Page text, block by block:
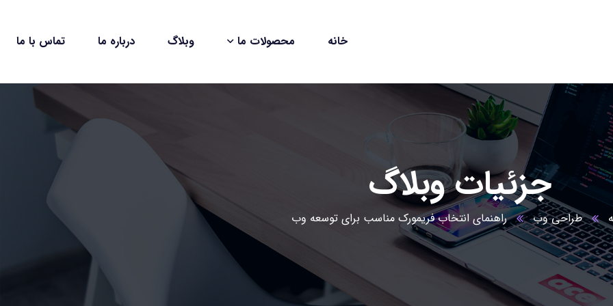
خانه محصولات ما وبلاگ درباره ما تماس با ما
جزئیات وبلاگ
طراحی وب راهنمای انتخاب فریمورک مناسب برای توسعه وب